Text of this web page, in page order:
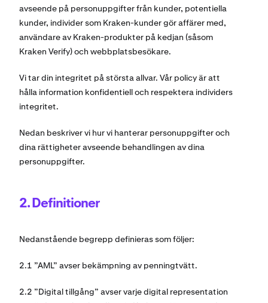
avseende på personuppgifter från kunder, potentiella
kunder, individer som Kraken-kunder gör affärer med,
användare av Kraken-produkter på kedjan (såsom
Kraken Verify) och webbplatsbesökare.
Vi tar din integritet på största allvar. Vår policy är att
hålla information konfidentiell och respektera individers
integritet.
Nedan beskriver vi hur vi hanterar personuppgifter och
dina rättigheter avseende behandlingen av dina
personuppgifter.
2. Definitioner
Nedanstående begrepp definieras som följer:
2.1 ”AML” avser bekämpning av penningtvätt.
2.2 ”Digital tillgång” avser varje digital representation